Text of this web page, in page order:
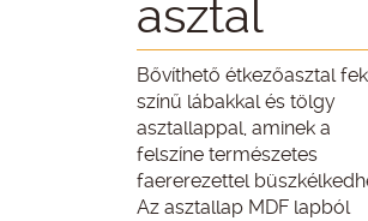
asztal
Bővíthető étkezőasztal
színű lábakkal és tölgy
asztallappal, aminek a
felszíne természetes
faererezettel
Az asztallap MDF lapból